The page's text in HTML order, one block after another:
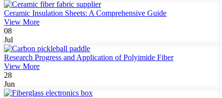
Ceramic Insulation Sheets: A Comprehensive Guide
View More
08
Jul
Research Progress and Application of Polyimide Fiber
View More
28
Jun